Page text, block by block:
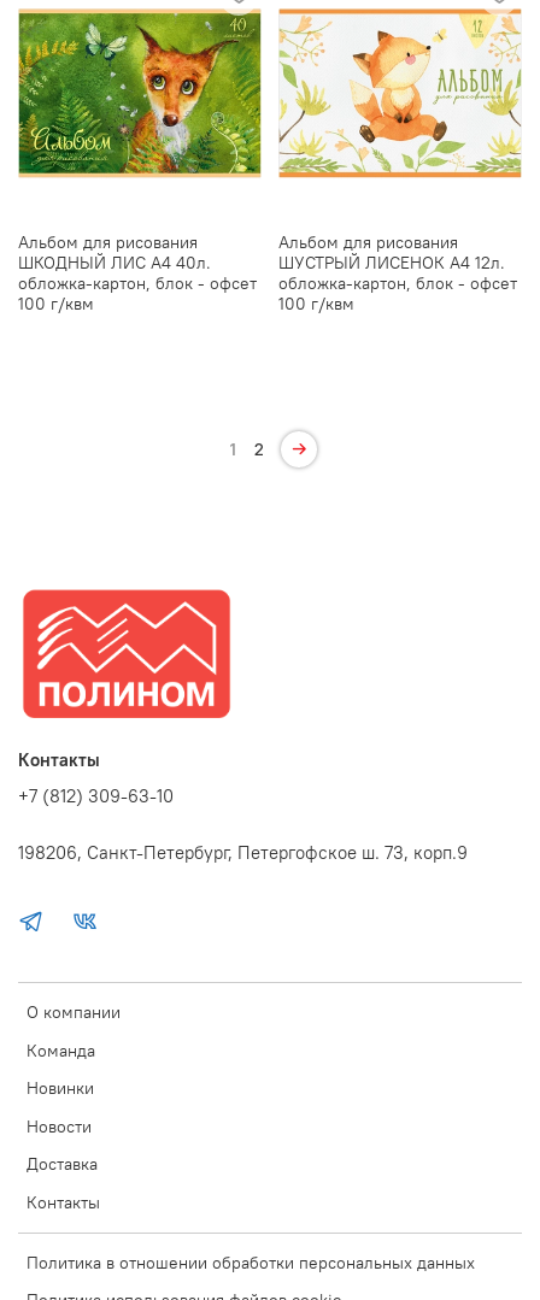
Альбом для рисования
ШКОДНЫЙ ЛИС А4 40л.
обложка-картон, блок - офсет
100 г/квм
Альбом для рисования
ШУСТРЫЙ ЛИСЕНОК А4 12л.
обложка-картон, блок - офсет
100 г/квм
1 2
О компании
Команда
Новинки
Новости
Доставка
Контакты
Политика в отношении обработки персональных данных
Контакты
+7 (812) 309-63-10
198206, Санкт-Петербург, Петергофское ш. 73, корп.9